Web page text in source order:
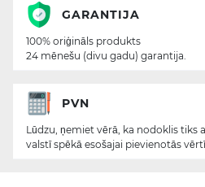
GARANTIJA
100% oriģināls produkts
24 mēnešu (divu gadu) garantija.
PVN
Lūdzu, ņemiet vērā, ka nodoklis tiks
valstī spēkā esošajai pievienotās